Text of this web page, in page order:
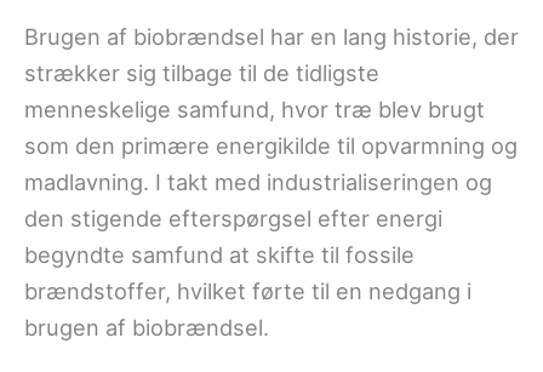
Brugen af biobrændsel har en lang historie, der
strækker sig tilbage til de tidligste
menneskelige samfund, hvor træ blev brugt
som den primære energikilde til opvarmning og
madlavning. I takt med industrialiseringen og
den stigende efterspørgsel efter energi
begyndte samfund at skifte til fossile
brændstoffer, hvilket førte til en nedgang i
brugen af biobrændsel.